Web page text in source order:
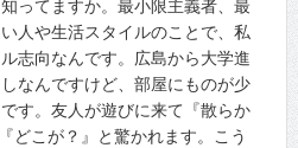
ってますか。最小限主義者、最
人や生活スタイルのことで、私
志向なんです。広島から大学進
なんですけど、部屋にものが少
す。友人が遊びに来て『散らか
どこが？』と驚かれます。こう